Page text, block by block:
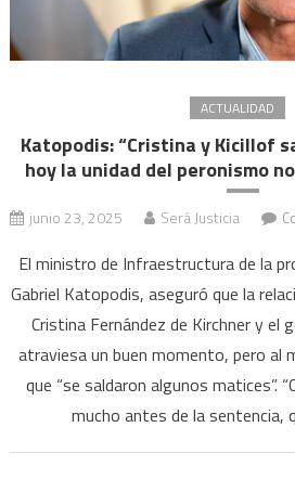
ACTUALIDAD
Katopodis: “Cristina y Kicillof
hoy la unidad del peronismo
junio 23, 2025 Será Justicia
El ministro de Infraestructura de la
Gabriel Katopodis, aseguró que la
Cristina Fernández de Kirchner y el
atraviesa un buen momento, pero al
que “se saldaron algunos matices”.
mucho antes de la sentencia,